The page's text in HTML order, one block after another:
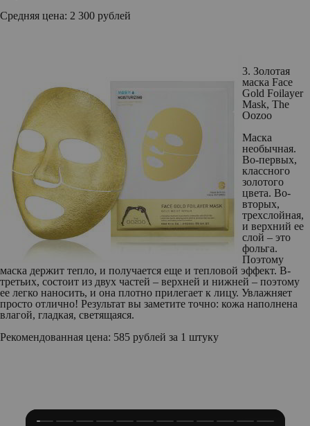
Средняя цена: 2 300 рублей
3. Золотая
маска Face
Gold Foilayer
Mask, The
Oozoo
Маска
необычная.
Во-первых,
классного
золотого
цвета. Во-
вторых,
трехслойная,
и верхний ее
слой – это
фольга.
Поэтому
маска держит тепло, и получается еще и тепловой эффект. В-
третьих, состоит из двух частей – верхней и нижней – поэтому
ее легко наносить, и она плотно прилегает к лицу. Увлажняет
просто отлично! Результат вы заметите точно: кожа наполнена
влагой, гладкая, светящаяся.
Рекомендованная цена: 585 рублей за 1 штуку